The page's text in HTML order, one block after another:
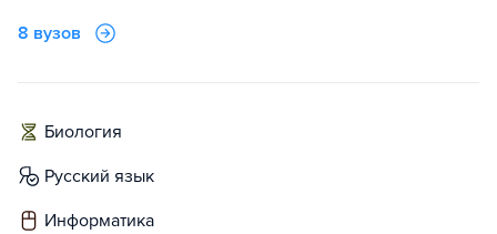
8 вузов
биология
русский язык
информатика